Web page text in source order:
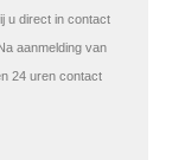
u direct in contact
aanmelding van
24 uren contact